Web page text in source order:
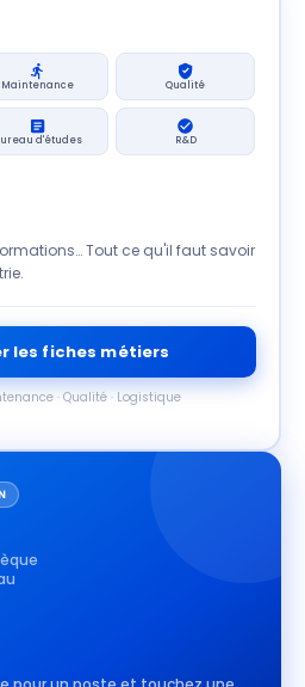
Maintenance Qualité
d'études R&D
Tout ce qu'il faut savoir
les fiches métiers
· Qualité · Logistique